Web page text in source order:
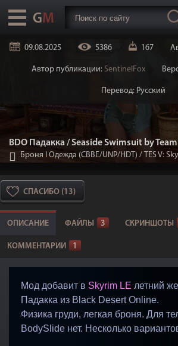
09.08.2025 5386 167
Автор публикации: SentinelFox
Перевод: Русский
BDO Падакка / Seaside Swimsuit by Team
Броня I Одежда (CBBE/UNP/HDT) / TES V:
СПАСИБО (13)
ОПИСАНИЕ ФАЙЛЫ 3 СКРИНШОТЫ
КОММЕНТАРИИ 1
Мод добавит в Skyrim LE летний
Падакка из Black Desert Online.
Физика груди, легкая броня. Для
BodySlide нет. Несколько